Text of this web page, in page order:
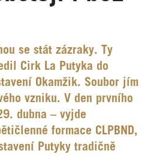
se stát zázraky. Ty
Cirk La Putyka do
Okamžik. Soubor jím
vzniku. V den prvního
dubna – vyjde
formace CLPBND,
Putyky tradičně